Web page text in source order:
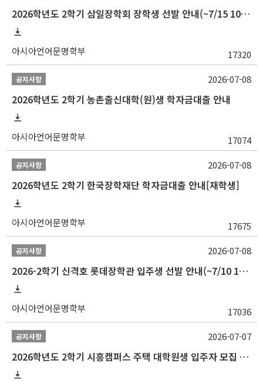
2026학년도 2학기 삼일장학회 장학생 선발 안내(~7/15 10:00)
아시아언어문명학부 17320
공지사항
2026학년도 2학기 농촌출신대학(원)생 학자금대출 안내
아시아언어문명학부 17074
2026-07-08
공지사항
2026학년도 2학기 한국장학재단 학자금대출 안내[재학생]
아시아언어문명학부 17675
2026-07-08
공지사항
2026-2학기 신격호 롯데장학관 입주생 선발 안내(~7/10 10:00)
아시아언어문명학부 17036
2026-07-08
공지사항
2026학년도 2학기 시흥캠퍼스 주택 대학원생 입주자 모집 안내
2026-07-07